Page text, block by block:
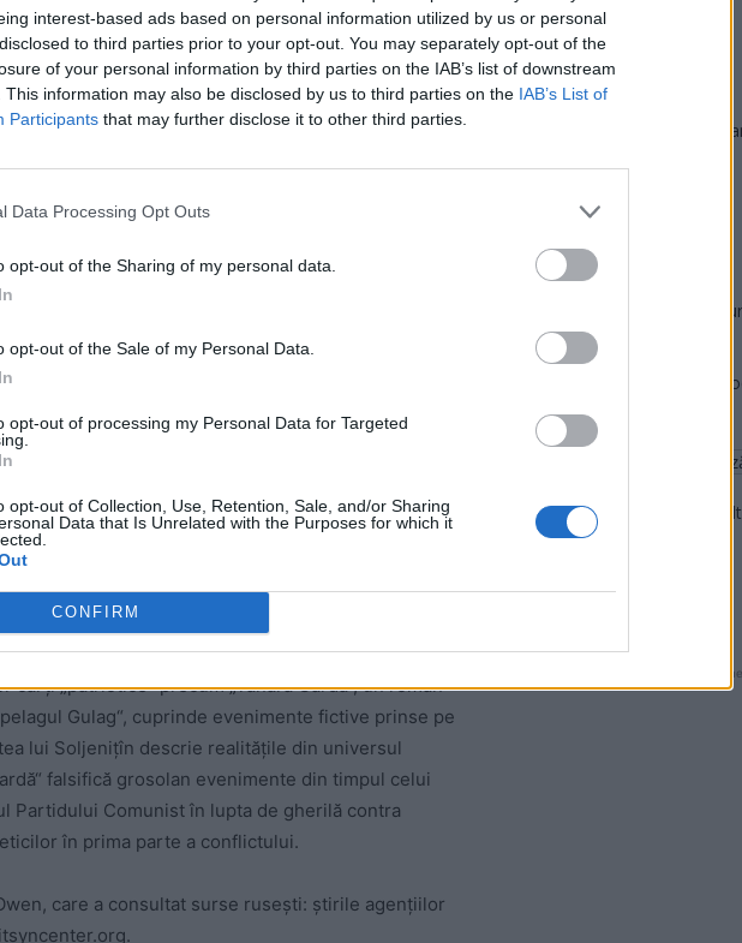
interest-based ads based on personal information utilized by us or personal
to third parties prior to your opt-out. You may separately opt-out of the
of your personal information by third parties on the IAB’s list of downstream
This information may also be disclosed by us to third parties on the IAB’s List of
Participants that may further disclose it to other third parties.
Data Processing Opt Outs
opt-out of the Sharing of my personal data.
opt-out of the Sale of my Personal Data.
opt-out of processing my Personal Data for Targeted
opt-out of Collection, Use, Retention, Sale, and/or Sharing
Data that Is Unrelated with the Purposes for which it
CONFIRM
a luat Premiul Nobel pentru literatură și a fost
istoricii au arătat că evenimentele descrise nu s-au
umilească Rusia și să arunce cu noroi în ea“,
„patriotice“ precum „Tânăra Gardă“, un roman
Gulag“, cuprinde evenimente fictive prinse pe
lui Soljenițîn descrie realitățile din universul
falsifică grosolan evenimente din timpul celui
Partidului Comunist în lupta de gherilă contra
în prima parte a conflictului.
care a consultat surse rusești: știrile agențiilor
SOS (Șoșoacă)
PACE (Peia)
Acțiunea
PDF (Lazarus)
PUSL (D. Voiculescu)
PNCR (Terheș)
Partidul Patrioților
FAR (Coarnă)
România pe Primul
Altul
Arată
-